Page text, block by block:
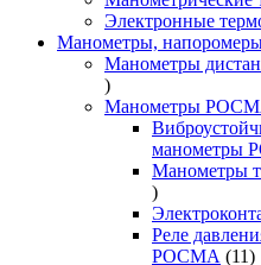
Электронные
Манометры,
Манометры
9
товаров
Манометры
манометры
Манометры
521
товар
Реле
РОСМА
1111